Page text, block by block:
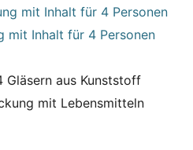
mit Inhalt für 4 Personen
aus Kunststoff
mit Lebensmitteln